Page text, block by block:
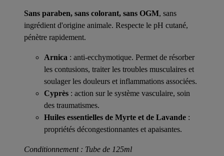
Sans paraben, sans colorant, sans OGM, sans
ingrédient d'origine animale. Respecte le pH cutané,
pénètre rapidement.
Arnica : anti-ecchymotique. Permet de résorber
les contusions, traiter les troubles musculaires et
soulager les douleurs et inflammations associées.
Cyprès : action sur le système vasculaire, soin
des traumatismes.
Huiles essentielles de Myrte et de Lavande :
propriétés décongestionnantes et apaisantes.
Conditionnement : Tube de 125ml